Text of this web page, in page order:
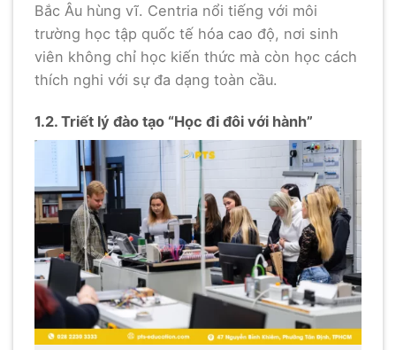
Bắc Âu hùng vĩ. Centria nổi tiếng với môi
trường học tập quốc tế hóa cao độ, nơi sinh
viên không chỉ học kiến thức mà còn học cách
thích nghi với sự đa dạng toàn cầu.
1.2. Triết lý đào tạo “Học đi đôi với hành”